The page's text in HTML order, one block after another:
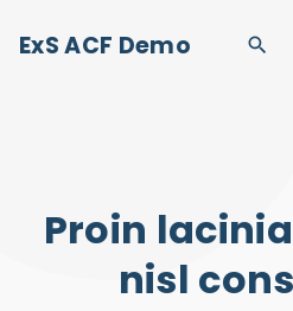
ExS ACF Demo
Proin
nisl